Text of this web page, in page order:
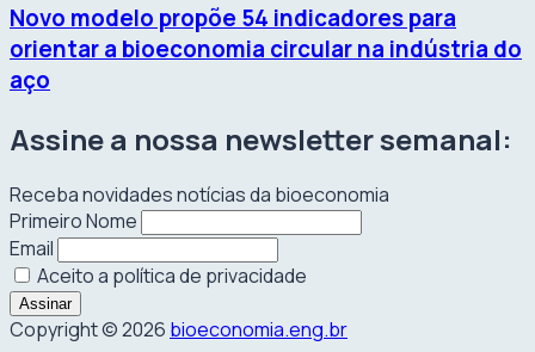
Novo modelo propõe 54 indicadores para
orientar a bioeconomia circular na indústria do
aço
Assine a nossa newsletter semanal:
Receba novidades notícias da bioeconomia
Primeiro Nome
Email
Aceito a política de privacidade
Copyright © 2026 bioeconomia.eng.br